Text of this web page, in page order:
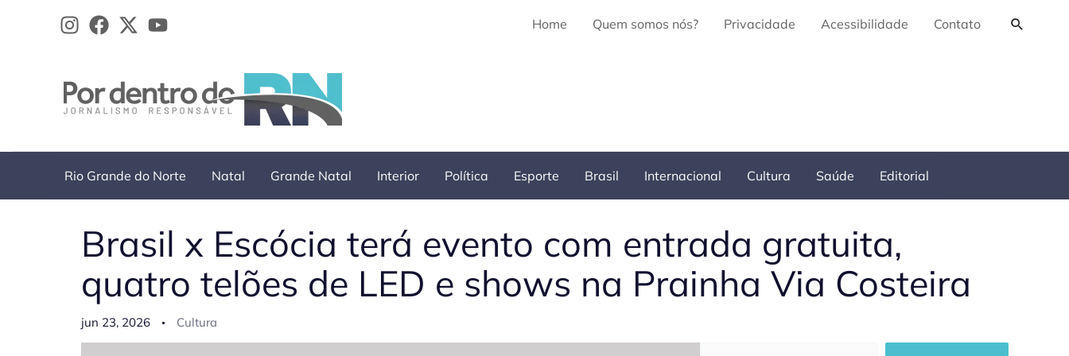
Home Quem somos nós? Privacidade Acessibilidade Contato
Rio Grande do Norte Natal Grande Natal Interior Política Esporte Brasil Internacional Cultura Saúde Editorial
Brasil x Escócia terá evento com entrada gratuita,
quatro telões de LED e shows na Prainha Via Costeira
jun 23, 2026 Cultura